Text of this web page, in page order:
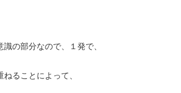
の部分なので、１発で、
ることによって、